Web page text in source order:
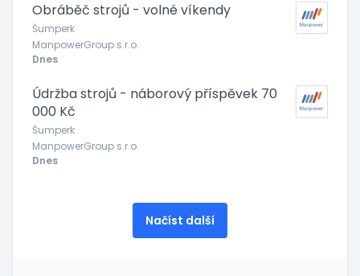
Obráběč strojů - volné víkendy
Šumperk
ManpowerGroup s.r.o.
Dnes
Údržba strojů - náborový příspěvek 70
000 Kč
Šumperk
ManpowerGroup s.r.o.
Dnes
Načíst další